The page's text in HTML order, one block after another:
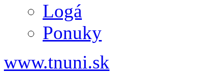
Logá
Ponuky
www.tnuni.sk